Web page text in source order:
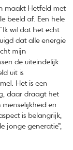
maakt Hetfeld met
beeld af. Een hele
wil dat het echt
dat alle energie
mijn
de uiteindelijk
uit is
Het is een
daar draagt het
en
is belangrijk,
jonge generatie”,